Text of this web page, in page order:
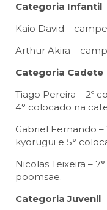
Categoria Infantil
Kaio David –
Arthur Akira –
Categoria Cadete
Tiago Pereira – 2º
4° colocado na
Gabriel Fernando
kyorugui e 5°
Nicolas Teixeira –
poomsae.
Categoria Juvenil